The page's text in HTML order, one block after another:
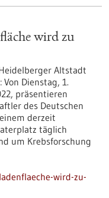
wird zu
Altstadt
Dienstag, 1.
präsentieren
des Deutschen
derzeit
täglich
um Krebsforschung
wird-zu-